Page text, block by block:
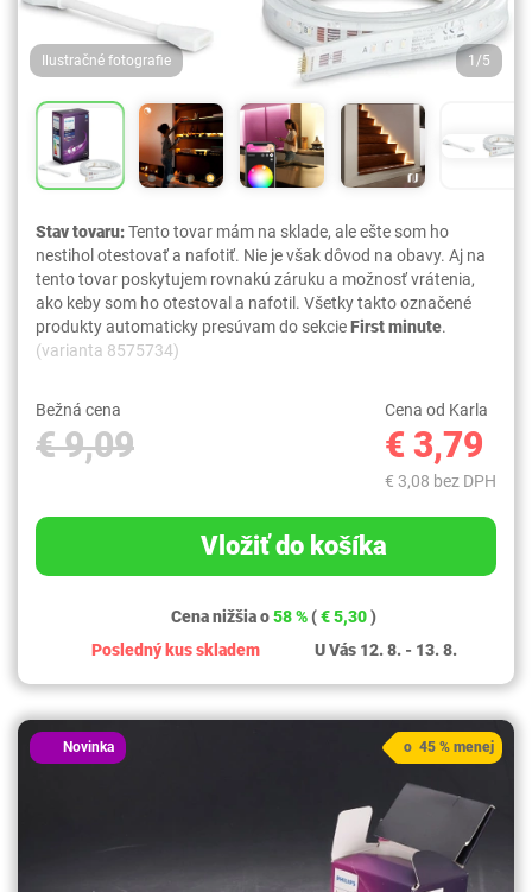
Ilustračné fotografie 1/5
Stav tovaru:Tento tovar mám na sklade, ale ešte som ho
nestihol otestovať a nafotiť. Nie je však dôvod na obavy. Aj na
tento tovar poskytujem rovnakú záruku a možnosť vrátenia,
ako keby som ho otestoval a nafotil. Všetky takto označené
produkty automaticky presúvam do sekcieFirst minute.
(varianta 8575734)
Bežná cena
€ 9,09
Cena od Karla
€ 3,79
€ 3,08 bez DPH
Vložiť do košíka
Cena nižšia o58 % (€ 5,30)
Posledný kus skladem
U Vás 12. 8. - 13. 8.
Novinka o 45 % menej